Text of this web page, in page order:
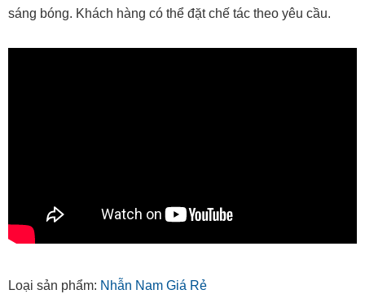
sáng bóng. Khách hàng có thể đặt chế tác theo yêu cầu.
Loại sản phẩm: Nhẫn Nam Giá Rẻ